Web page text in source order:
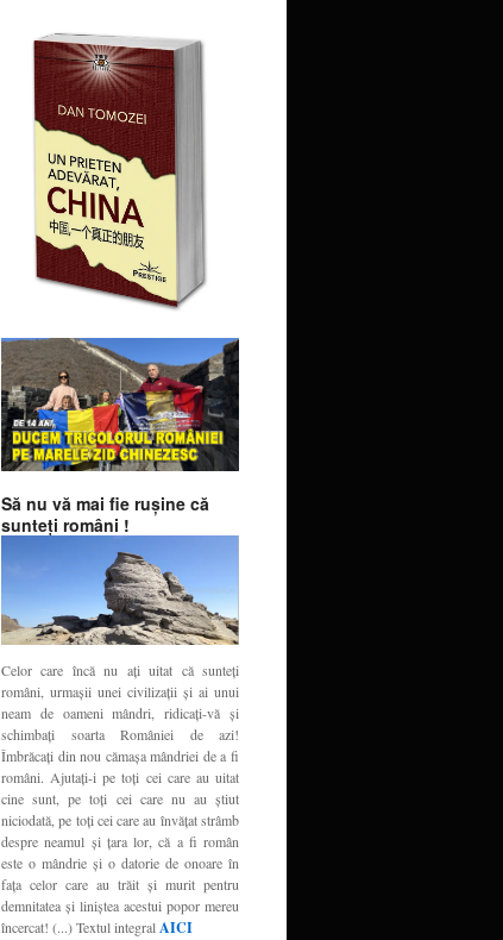
Să nu vă mai fie ruşine că
sunteţi români !
Celor care încă nu aţi uitat că sunteţi
români, urmaşii unei civilizaţii şi ai unui
neam de oameni mândri, ridicaţi-vă şi
schimbaţi soarta României de azi!
Îmbrăcaţi din nou cămaşa mândriei de a fi
români. Ajutaţi-i pe toţi cei care au uitat
cine sunt, pe toţi cei care nu au ştiut
niciodată, pe toţi cei care au învăţat strâmb
despre neamul şi ţara lor, că a fi român
este o mândrie şi o datorie de onoare în
faţa celor care au trăit şi murit pentru
demnitatea şi liniştea acestui popor mereu
încercat! (...) Textul integralAICI